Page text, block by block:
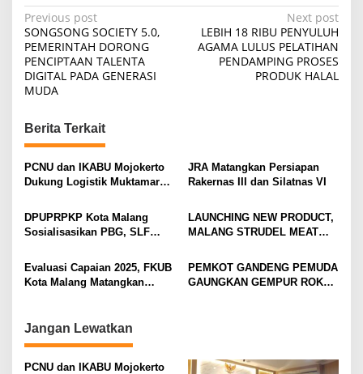
P
o
s
t
a
v
i
a
i
o
Previous post
SONGSONG SOCIETY 5.0,
PEMERINTAH DORONG
PENCIPTAAN TALENTA
DIGITAL PADA GENERASI
MUDA
Next post
LEBIH 18 RIBU PENYULUH
AGAMA LULUS PELATIHAN
PENDAMPING PROSES
PRODUK HALAL
Berita Terkait
PCNU dan IKABU Mojokerto
Dukung Logistik Muktamar
JRA Matangkan Persiapan
Rakernas III dan Silatnas VI
DPUPRPKP Kota Malang
Sosialisasikan PBG, SLF
SPPG
LAUNCHING NEW PRODUCT,
MALANG STRUDEL MEAT
Evaluasi Capaian 2025, FKUB
Kota Malang Matangkan
PEMKOT GANDENG PEMUDA
GAUNGKAN GEMPUR ROKOK
Jangan Lewatkan
PCNU dan IKABU Mojokerto